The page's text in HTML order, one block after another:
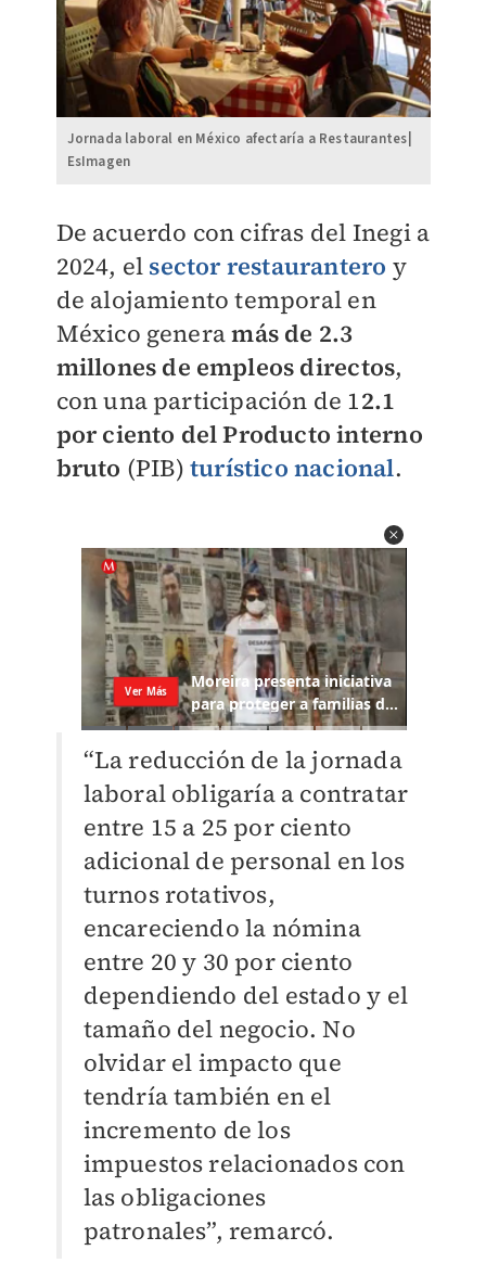
Jornada laboral en México afectaría a Restaurantes|
EsImagen
De acuerdo con cifras del Inegi a
2024, el sector restaurantero y
de alojamiento temporal en
México generamás de 2.3
millones de empleos directos,
con una participación de 12.1
por ciento del Producto interno
bruto (PIB) turístico nacional.
“La reducción de la jornada
laboral obligaría a contratar
entre 15 a 25 por ciento
adicional de personal en los
turnos rotativos,
encareciendo la nómina
entre 20 y 30 por ciento
dependiendo del estado y el
tamaño del negocio. No
olvidar el impacto que
tendría también en el
incremento de los
impuestos relacionados con
las obligaciones
patronales”, remarcó.